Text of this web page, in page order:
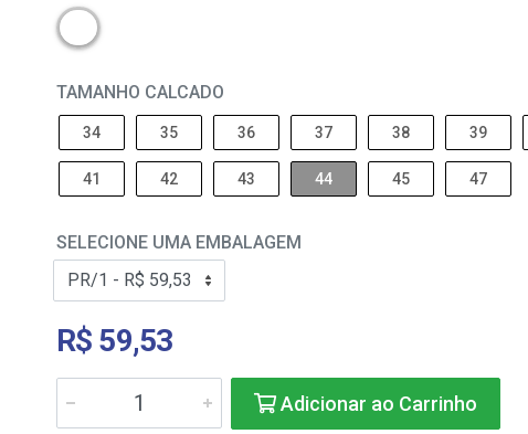
TAMANHO CALCADO
34 35 36 37 38 39
41 42 43 44 45 47
SELECIONE UMA EMBALAGEM
R$ 59,53
Adicionar ao Carrinho